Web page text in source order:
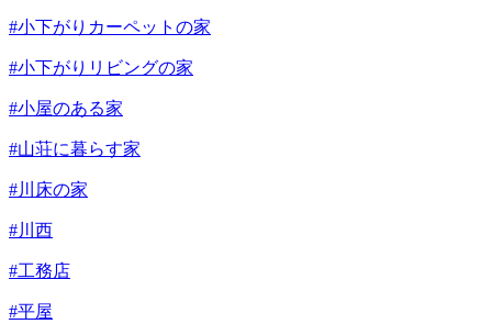
#小下がりカーペットの家
#小下がりリビングの家
#小屋のある家
#山荘に暮らす家
#川床の家
#川西
#工務店
#平屋